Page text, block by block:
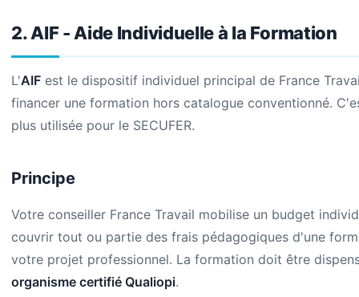
2. AIF - Aide Individuelle à la Formation
L'AIF est le dispositif individuel principal de France
financer une formation hors catalogue conventionné.
plus utilisée pour le SECUFER.
Principe
Votre conseiller France Travail mobilise un budget
couvrir tout ou partie des frais pédagogiques d'une
votre projet professionnel. La formation doit être
organisme certifié Qualiopi.